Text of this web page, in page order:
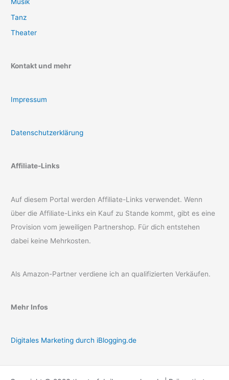
Musik
Tanz
Theater
Kontakt und mehr
Impressum
Datenschutzerklärung
Affiliate-Links
Auf diesem Portal werden Affiliate-Links verwendet. Wenn
über die Affiliate-Links ein Kauf zu Stande kommt, gibt es eine
Provision vom jeweiligen Partnershop. Für dich entstehen
dabei keine Mehrkosten.
Als Amazon-Partner verdiene ich an qualifizierten Verkäufen.
Mehr Infos
Digitales Marketing durch iBlogging.de